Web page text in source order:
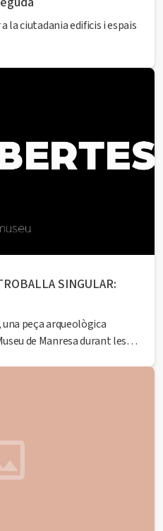
la ciutadania edificis i espais
SINGULAR:
peça arqueològica
de Manresa durant les